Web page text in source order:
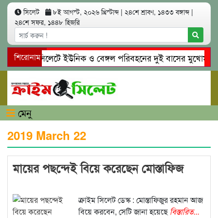
সিলেট ৮ই আগস্ট, ২০২৬ খ্রিস্টাব্দ | ২৪শে শ্রাবণ, ১৪৩৩ বঙ্গাব্দ |
২৪শে সফর, ১৪৪৮ হিজরি
শিরোনামসিলেটে ইউনিক ও বেঙ্গল পরিবহনের দুই বাসের মুখোমুখি
গোয়াইনঘাটে প্রেমের ফাঁদে তরুণী পাচার: মাদকাসক্ত রিমালকে
মেনু
2019 March 22
মায়ের পছন্দেই বিয়ে করেছেন মোস্তাফিজ
ক্রাইম সিলেট ডেস্ক : মোস্তাফিজুর রহমান আজ
বিয়ে করবেন, সেটি জানা হয়েছে বিস্তারিত...